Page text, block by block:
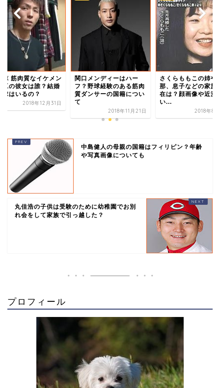
諒 筋肉質なイケメン
工の彼女は誰？結婚
嫁はいるの？
2018年12月31日
関口メンディーはハー
フ？野球経験のある筋肉
質ダンサーの国籍につい
て
2018年11月21日
さくらももこの姉や
那、息子などの家族
在は？顔画像や近況
い...
2018年8
中島健人の母親の国籍はフィリピン？年齢
や写真画像についても
丸佳浩の子供は受験のために幼稚園でお別
れ会をして家族で引っ越した？
プロフィール